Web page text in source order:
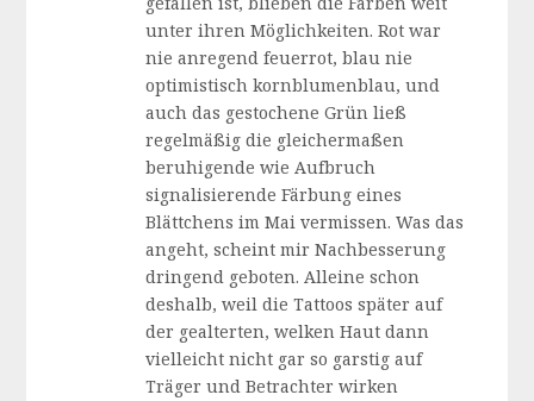
unter ihren Möglichkeiten. Rot war
nie anregend feuerrot, blau nie
optimistisch kornblumenblau, und
auch das gestochene Grün ließ
regelmäßig die gleichermaßen
beruhigende wie Aufbruch
signalisierende Färbung eines
Blättchens im Mai vermissen. Was das
angeht, scheint mir Nachbesserung
dringend geboten. Alleine schon
deshalb, weil die Tattoos später auf
der gealterten, welken Haut dann
vielleicht nicht gar so garstig auf
Träger und Betrachter wirken